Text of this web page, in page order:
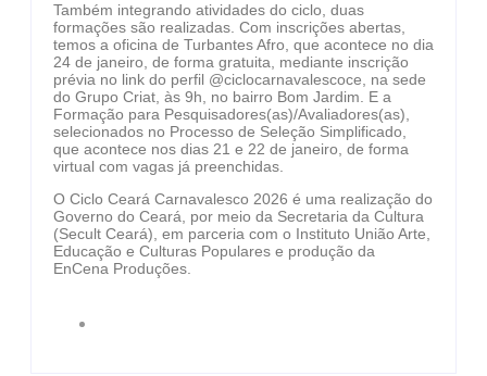
Também integrando atividades do ciclo, duas
formações são realizadas. Com inscrições abertas,
temos a oficina de Turbantes Afro, que acontece no dia
24 de janeiro, de forma gratuita, mediante inscrição
prévia no link do perfil @ciclocarnavalescoce, na sede
do Grupo Criat, às 9h, no bairro Bom Jardim. E a
Formação para Pesquisadores(as)/Avaliadores(as),
selecionados no Processo de Seleção Simplificado,
que acontece nos dias 21 e 22 de janeiro, de forma
virtual com vagas já preenchidas.
O Ciclo Ceará Carnavalesco 2026 é uma realização do
Governo do Ceará, por meio da Secretaria da Cultura
(Secult Ceará), em parceria com o Instituto União Arte,
Educação e Culturas Populares e produção da
EnCena Produções.